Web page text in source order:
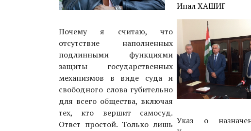
Почему я считаю, что
отсутствие наполненных
подлинными функциями
защиты государственных
механизмов в виде суда и
свободного слова губительно
для всего общества, включая
тех, кто вершит самосуд.
Ответ простой. Только лишь
Инал ХАШИГ
Указ о